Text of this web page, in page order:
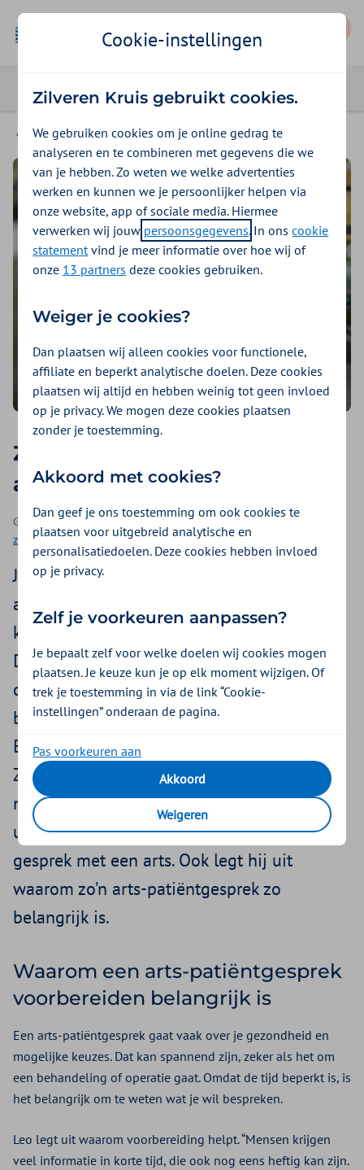
Hulp bij zorgvragen
Zo bereid je vragen voor een
arts-patiëntgesprek voor
Geplaatst op 13 mei 2026 | Een artikel als onderdeel van
zorgvragen| 5 minuten lezen
Je gaat naar de arts en hoopt op duidelijke
antwoorden. Maar het gesprek duurt vaak
kort en je krijgt veel uitleg tegelijk.
Daardoor ga je soms weg met het gevoel
dat je vragen niet helemaal zijn
beantwoord, of bent vergeten ze te stellen.
Bereid je daarom goed voor op het gesprek.
Zo ga je tevreden naar huis. Leo Rasing is
medisch adviseur bij Zilveren Kruis. Hij legt
uit hoe je je kunt voorbereiden op een
gesprek met een arts. Ook legt hij uit
waarom zo’n arts-patiëntgesprek zo
belangrijk is.
Waarom een arts-patiëntgesprek
voorbereiden belangrijk is
Een arts-patiëntgesprek gaat vaak over je gezondheid en
mogelijke keuzes. Dat kan spannend zijn, zeker als het om
een behandeling of operatie gaat. Omdat de tijd beperkt is, is
het belangrijk om te weten wat je wil bespreken.
Leo legt uit waarom voorbereiding helpt. “Mensen krijgen
veel informatie in korte tijd, die ook nog eens heftig kan zijn.
Cookie-instellingen
Zilveren Kruis gebruikt cookies.
We gebruiken cookies om je online gedrag te
analyseren en te combineren met gegevens die we
van je hebben. Zo weten we welke advertenties
werken en kunnen we je persoonlijker helpen via
onze website, app of sociale media. Hiermee
verwerken wij jouw persoonsgegevens. In onscookie
statementvind je meer informatie over hoe wij of
onze 13 partners deze cookies gebruiken.
Weiger je cookies?
Dan plaatsen wij alleen cookies voor functionele,
affiliate en beperkt analytische doelen. Deze cookies
plaatsen wij altijd en hebben weinig tot geen invloed
op je privacy. We mogen deze cookies plaatsen
zonder je toestemming.
Akkoord met cookies?
Dan geef je ons toestemming om ook cookies te
plaatsen voor uitgebreid analytische en
personalisatiedoelen. Deze cookies hebben invloed
op je privacy.
Zelf je voorkeuren aanpassen?
Je bepaalt zelf voor welke doelen wij cookies mogen
plaatsen. Je keuze kun je op elk moment wijzigen. Of
trek je toestemming in via de link “Cookie-
instellingen” onderaan de pagina.
Pas voorkeuren aan
Akkoord
Weigeren